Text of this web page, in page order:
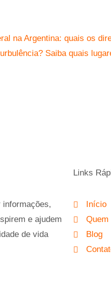
na Argentina: quais os
Saiba quais
informações,
e ajudem
de vida
Links
Início
Quem
Blog